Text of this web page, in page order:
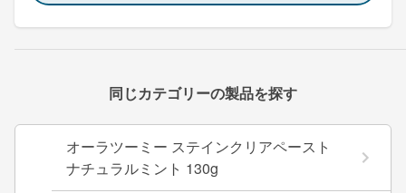
同じカテゴリーの製品を探す
オーラツーミー ステインクリアペースト
ナチュラルミント 130g